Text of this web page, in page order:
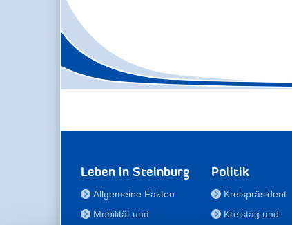
Leben in Steinburg
Allgemeine Fakten
Mobilität und
Politik
Kreispräsident
Kreistag und